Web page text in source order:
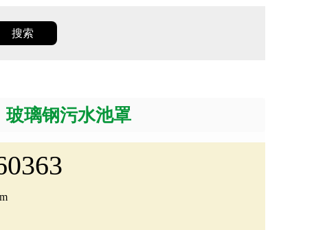
玻璃钢污水池罩